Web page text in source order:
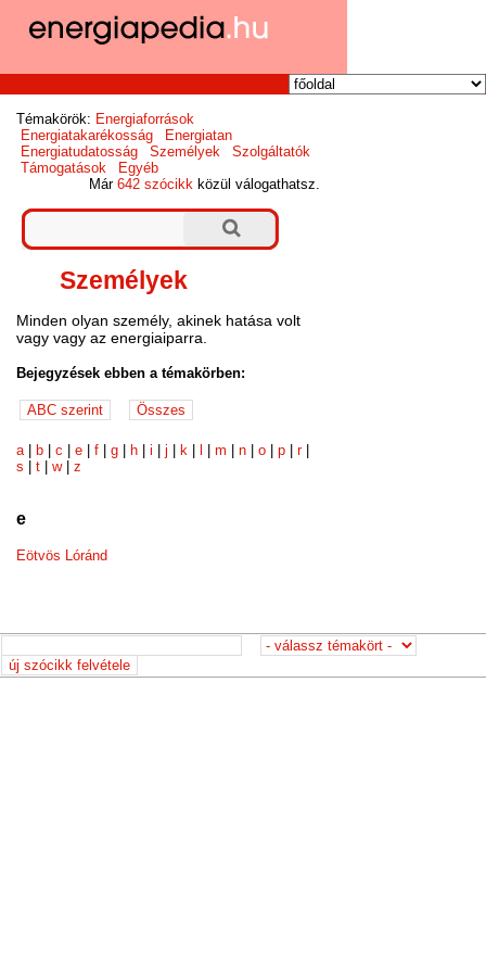
Témakörök: Energiaforrások
Energiatakarékosság
Energiatan
Energiatudatosság
Személyek
Szolgáltatók
Támogatások
Egyéb
Már642 szócikk közül válogathatsz.
Személyek
Minden olyan személy, akinek hatása volt
vagy vagy az energiaiparra.
Bejegyzések ebben a témakörben:
a| b |c |e |f |g h |i |j k |m |n |o |p |r|
s |t |w|z
e
Eötvös Lóránd